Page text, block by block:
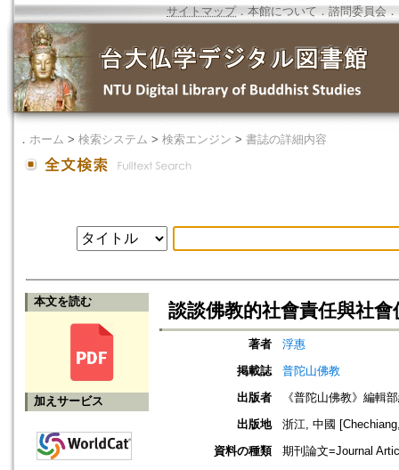
サイトマップ．本館について ． 諮問委員会 ．
． ホーム > 検索システム > 検索エンジン > 書誌の詳細内容
本文を読む
加えサービス
談談佛教的社會責任與社會
著者
浮惠
掲載誌
普陀山佛教
出版者
《普陀山佛教》編輯
出版地
浙江, 中國
資料の種類
期刊論文=Journal